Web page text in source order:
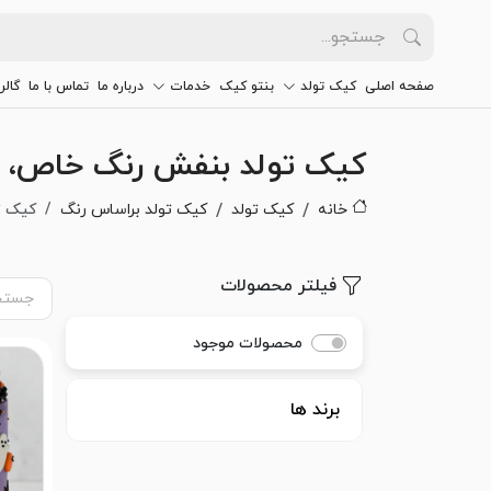
صفحه اصلی کیک تولد بنتو کیک خدمات درباره ما تماس با ما
کیک تولد بنفش رنگ
خانه کیک تولد کیک تولد براساس رنگ کیک
فیلتر محصولات
محصولات موجود
برند ها